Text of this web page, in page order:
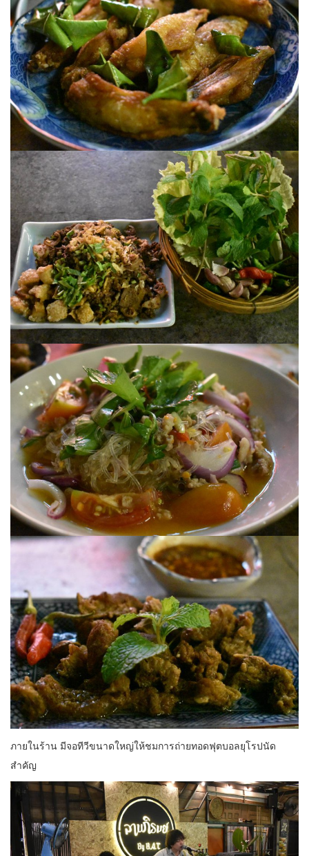
ภายในร้าน มีจอทีวีขนาดใหญ่ให้ชมการถ่ายทอดฟุตบอลยุโรปนัด
สำคัญ